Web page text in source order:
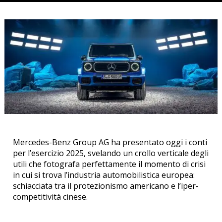
Mercedes-Benz Group AG ha presentato oggi i conti
per l’esercizio 2025, svelando un crollo verticale degli
utili che fotografa perfettamente il momento di crisi
in cui si trova l’industria automobilistica europea:
schiacciata tra il protezionismo americano e l’iper-
competitività cinese.